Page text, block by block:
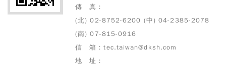
傳 真：
(北) 02-8752-6200 (中) 04-2385-2078
(南) 07-815-0916
信 箱：tec.taiwan@dksh.com
地 址：